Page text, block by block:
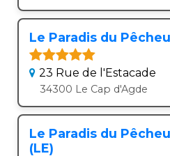
Le Paradis du
23 Rue de l'Estacade
34300 Le Cap d'Agde
Le Paradis du
(LE)